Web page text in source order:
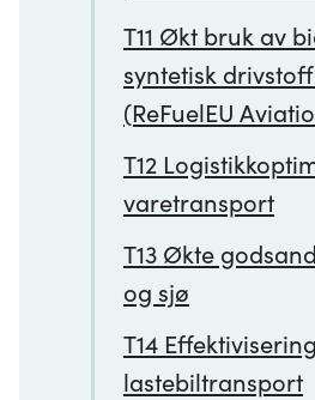
T11 Økt bruk av
syntetisk
(ReFuelEU
T12
varetransport
T13 Økte
og sjø
T14
lastebiltransport